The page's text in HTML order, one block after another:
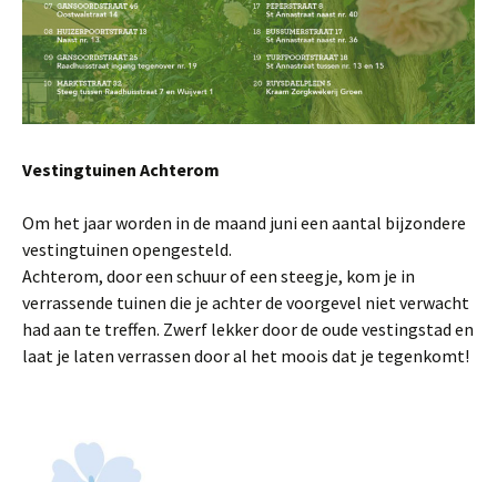
Vestingtuinen Achterom
Om het jaar worden in de maand juni een aantal bijzondere
vestingtuinen opengesteld.
Achterom, door een schuur of een steegje, kom je in
verrassende tuinen die je achter de voorgevel niet verwacht
had aan te treffen. Zwerf lekker door de oude vestingstad en
laat je laten verrassen door al het moois dat je tegenkomt!